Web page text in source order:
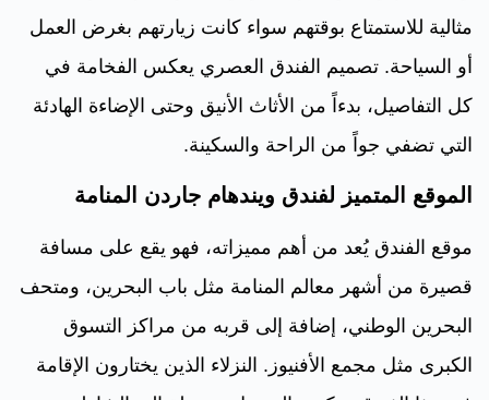
مثالية للاستمتاع بوقتهم سواء كانت زيارتهم بغرض العمل
أو السياحة. تصميم الفندق العصري يعكس الفخامة في
كل التفاصيل، بدءاً من الأثاث الأنيق وحتى الإضاءة الهادئة
التي تضفي جواً من الراحة والسكينة.
الموقع المتميز لفندق ويندهام جاردن المنامة
موقع الفندق يُعد من أهم مميزاته، فهو يقع على مسافة
قصيرة من أشهر معالم المنامة مثل باب البحرين، ومتحف
البحرين الوطني، إضافة إلى قربه من مراكز التسوق
الكبرى مثل مجمع الأفنيوز. النزلاء الذين يختارون الإقامة